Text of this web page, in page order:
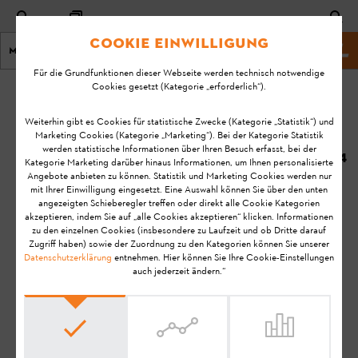
Menu Shop
KA-06975
Welches Zubehör
gibt es zum STIHL
Hochdruckreiniger?
Hochdruckreiniger
Geändert
am:
05.09.2024
FAQ
Bedienung
Bevor Sie Ihr STIHL Produkt einsatzbereit machen, in
Betrieb nehmen, reinigen, transportieren, aufbewahren,
warten, reparieren, Störungen beheben oder entsorgen, lesen
Sie bitte die
Gebrauchsanleitungsorgfältig durch. Die
Gebrauchsanleitung enthält Sicherheitshinweise und
Cookie Einwilligung
Für die Grundfunktionen dieser Webseite werden technisch notwendige
Cookies gesetzt (Kategorie „erforderlich“).
Weiterhin gibt es Cookies für statistische Zwecke (Kategorie „Statistik“) und
Marketing Cookies (Kategorie „Marketing“). Bei der Kategorie Statistik
werden statistische Informationen über Ihren Besuch erfasst, bei der
Kategorie Marketing darüber hinaus Informationen, um Ihnen personalisierte
Angebote anbieten zu können. Statistik und Marketing Cookies werden nur
mit Ihrer Einwilligung eingesetzt. Eine Auswahl können Sie über den unten
angezeigten Schieberegler treffen oder direkt alle Cookie Kategorien
akzeptieren, indem Sie auf „alle Cookies akzeptieren“ klicken. Informationen
zu den einzelnen Cookies (insbesondere zu Laufzeit und ob Dritte darauf
Zugriff haben) sowie der Zuordnung zu den Kategorien können Sie unserer
Datenschutzerklärung entnehmen. Hier können Sie Ihre Cookie-Einstellungen
auch jederzeit ändern.“